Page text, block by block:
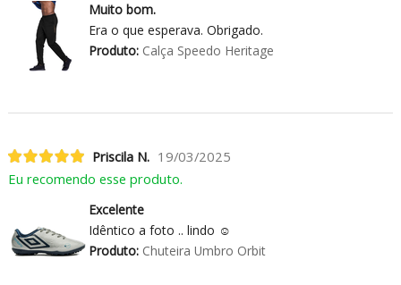
Muito bom.
Era o que esperava. Obrigado.
Produto:Calça Speedo Heritage
Priscila N. 19/03/2025
Eu recomendo esse produto.
Excelente
Idêntico a foto .. lindo ☺️
Produto:Chuteira Umbro Orbit